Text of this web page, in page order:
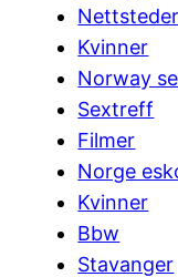
Nettsteder
Kvinner
Norway
Sextreff
Filmer
Norge
Kvinner
Bbw
Stavanger